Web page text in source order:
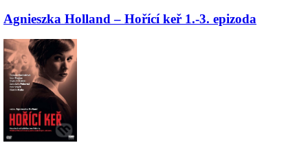
Agnieszka Holland – Hořící keř 1.-3. epizoda